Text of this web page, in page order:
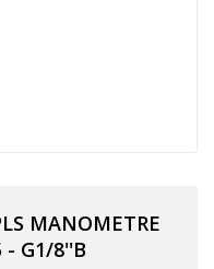
MANOMETRE
- G1/8''B